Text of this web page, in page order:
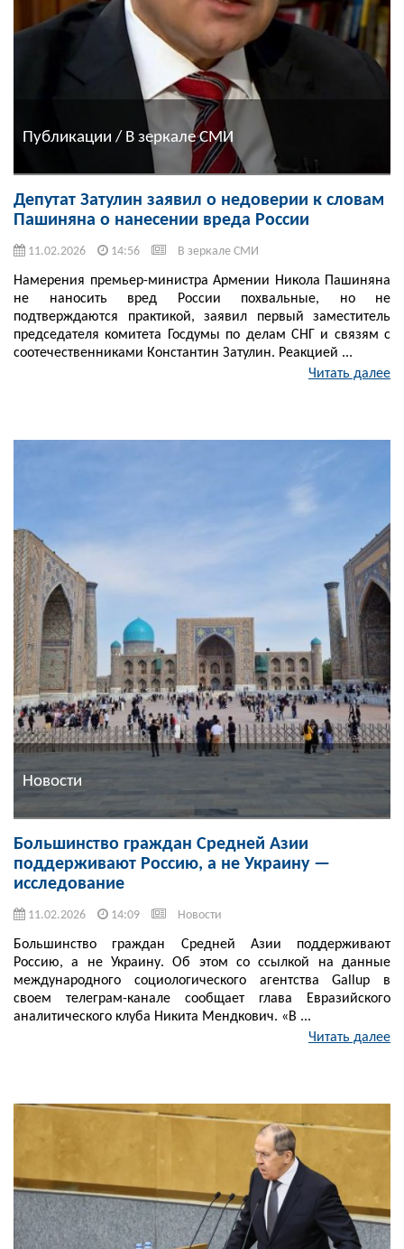
Публикации / В зеркале СМИ
Депутат Затулин заявил о недоверии к словам
Пашиняна о нанесении вреда России
11.02.2026 14:56 В зеркале СМИ
Намерения премьер-министра Армении Никола Пашиняна
не наносить вред России похвальные, но не
подтверждаются практикой, заявил первый заместитель
председателя комитета Госдумы по делам СНГ и связям с
соотечественниками Константин Затулин. Реакцией ...
Читать далее
Новости
Большинство граждан Средней Азии
поддерживают Россию, а не Украину —
исследование
11.02.2026 14:09 Новости
Большинство граждан Средней Азии поддерживают
Россию, а не Украину. Об этом со ссылкой на данные
международного социологического агентства Gallup в
своем телеграм-канале сообщает глава Евразийского
аналитического клуба Никита Мендкович. «В ...
Читать далее